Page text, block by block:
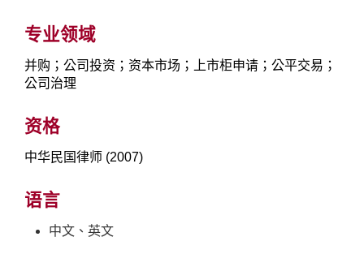
专业领域
并购；公司投资；资本市场；上市柜申请；公平交易；
公司治理
资格
中华民国律师 (2007)
语言
中文、英文